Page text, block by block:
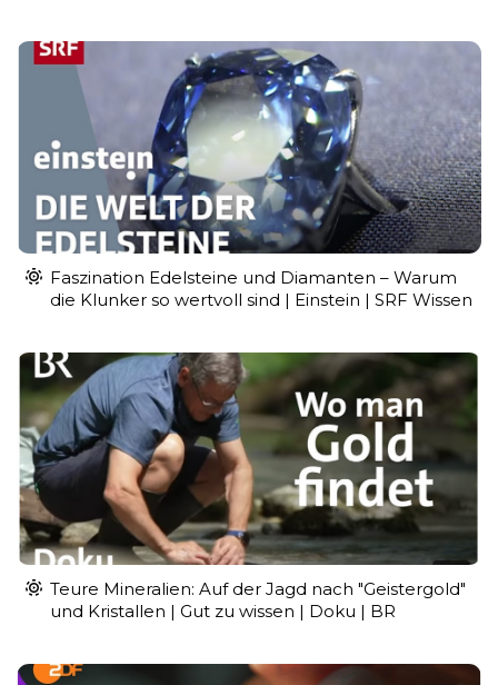
Faszination Edelsteine und Diamanten – Warum
die Klunker so wertvoll sind | Einstein | SRF Wissen
Teure Mineralien: Auf der Jagd nach "Geistergold"
und Kristallen | Gut zu wissen | Doku | BR